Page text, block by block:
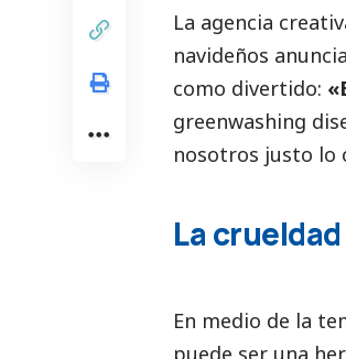
La agencia
navideños
como divertido:
greenwashing
nosotros justo lo
La
En medio de la
puede ser una